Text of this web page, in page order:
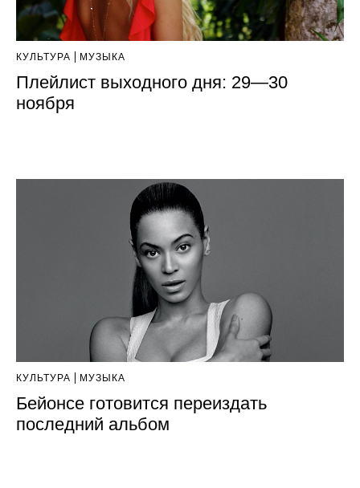
КУЛЬТУРА МУЗЫКА
Плейлист выходного дня: 29—30
ноября
КУЛЬТУРА МУЗЫКА
Бейонсе готовится переиздать
последний альбом